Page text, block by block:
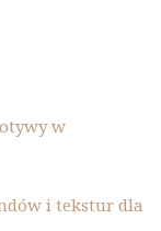
w
i tekstur dla